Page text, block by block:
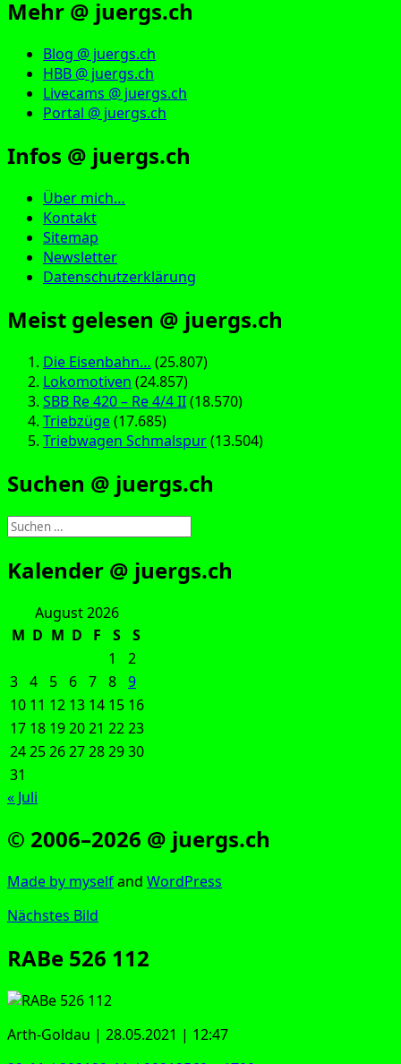
Mehr @ juergs.ch
Blog @ juergs.ch
HBB @ juergs.ch
Livecams @ juergs.ch
Portal @ juergs.ch
Infos @ juergs.ch
Über mich…
Kontakt
Sitemap
Newsletter
Datenschutzerklärung
Meist gelesen @ juergs.ch
Die Eisenbahn… (25.807)
Lokomotiven (24.857)
SBB Re 420 – Re 4/4 II(18.570)
Triebzüge(17.685)
Triebwagen Schmalspur(13.504)
Suchen @ juergs.ch
Suchen
nach:
Kalender @ juergs.ch
August 2026
M D M D F S
S
1
2
3 4 5 6 7 8 9
10 11 12 13 14 15 16
17 18 192021 2223
24252627282930
31
« Juli
© 2006–2026 @ juergs.ch
Made by mys­elfand Word­Press
Nächstes Bild
RABe 526 112
Arth-Gold­au | 28.05.2021 | 12:47